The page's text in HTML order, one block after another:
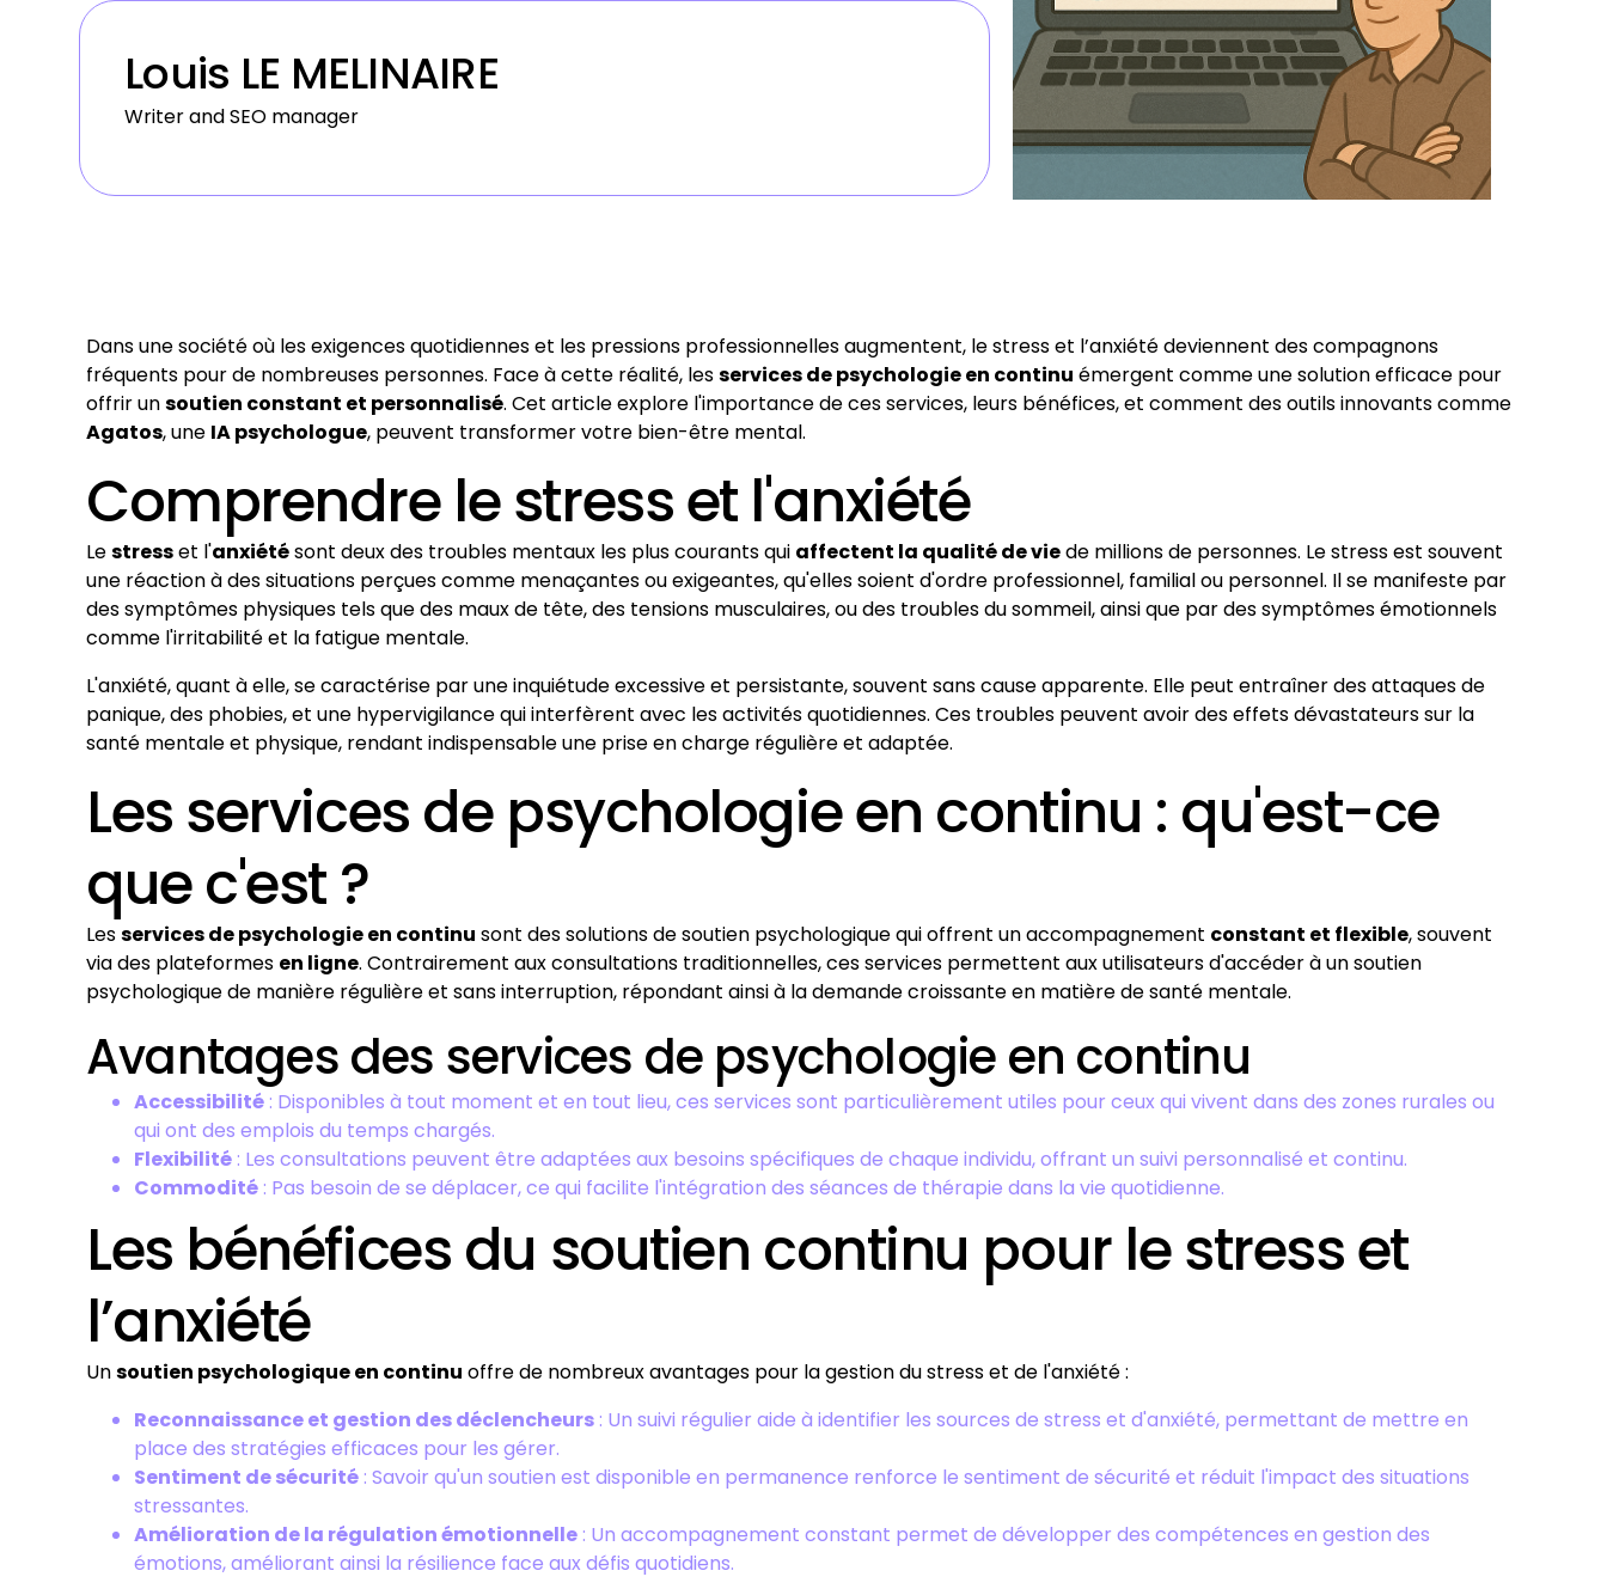
Louis LE MELINAIRE
Writer and SEO manager
Dans une société où les exigences quotidiennes et les pressions professionnelles augmentent, le stress et l’anxiété deviennent des compagnons
fréquents pour de nombreuses personnes. Face à cette réalité, lesservices de psychologie en continu émergent comme une solution efficace pour
offrir unsoutien constant et personnalisé. Cet article explore l'importance de ces services, leurs bénéfices, et comment des outils innovants comme
Agatos, une IA psychologue, peuvent transformer votre bien-être mental.
Comprendre le stress et l'anxiété
Lestresset l'anxiétésont deux des troubles mentaux les plus courants qui affectent la qualité de viede millions de personnes. Le stress est souvent
une réaction à des situations perçues comme menaçantes ou exigeantes, qu'elles soient d'ordre professionnel, familial ou personnel. Il se manifeste par
des symptômes physiques tels que des maux de tête, des tensions musculaires, ou des troubles du sommeil, ainsi que par des symptômes émotionnels
comme l'irritabilité et la fatigue mentale.
L'anxiété, quant à elle, se caractérise par une inquiétude excessive et persistante, souvent sans cause apparente. Elle peut entraîner des attaques de
panique, des phobies, et une hypervigilance qui interfèrent avec les activités quotidiennes. Ces troubles peuvent avoir des effets dévastateurs sur la
santé mentale et physique, rendant indispensable une prise en charge régulière et adaptée.
Les services de psychologie en continu : qu'est-ce
que c'est ?
Lesservices de psychologie en continu sont des solutions de soutien psychologique qui offrent un accompagnement constant et flexible, souvent
via des plateformes en ligne. Contrairement aux consultations traditionnelles, ces services permettent aux utilisateurs d'accéder à un soutien
psychologique de manière régulière et sans interruption, répondant ainsi à la demande croissante en matière de santé mentale.
Avantages des services de psychologie en continu
Accessibilité : Disponibles à tout moment et en tout lieu, ces services sont particulièrement utiles pour ceux qui vivent dans des zones rurales ou
qui ont des emplois du temps chargés.
Flexibilité : Les consultations peuvent être adaptées aux besoins spécifiques de chaque individu, offrant un suivi personnalisé et continu.
Commodité : Pas besoin de se déplacer, ce qui facilite l'intégration des séances de thérapie dans la vie quotidienne.
Les bénéfices du soutien continu pour le stress et
l’anxiété
Unsoutien psychologique en continu offre de nombreux avantages pour la gestion du stress et de l'anxiété :
Reconnaissance et gestion des déclencheurs : Un suivi régulier aide à identifier les sources de stress et d'anxiété, permettant de mettre en
place des stratégies efficaces pour les gérer.
Sentiment de sécurité : Savoir qu'un soutien est disponible en permanence renforce le sentiment de sécurité et réduit l'impact des situations
stressantes.
Amélioration de la régulation émotionnelle : Un accompagnement constant permet de développer des compétences en gestion des
émotions, améliorant ainsi la résilience face aux défis quotidiens.